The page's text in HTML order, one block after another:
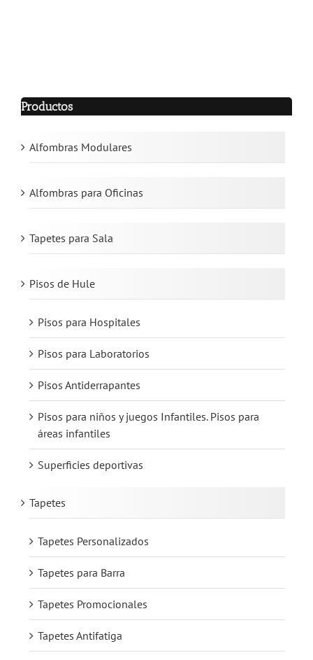
Productos
Alfombras Modulares
Alfombras para Oficinas
Tapetes para Sala
Pisos de Hule
Pisos para Hospitales
Pisos para Laboratorios
Pisos Antiderrapantes
Pisos para niños y juegos Infantiles. Pisos para
áreas infantiles
Superficies deportivas
Tapetes
Tapetes Personalizados
Tapetes para Barra
Tapetes Promocionales
Tapetes Antifatiga